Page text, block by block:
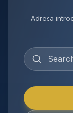
Adresa